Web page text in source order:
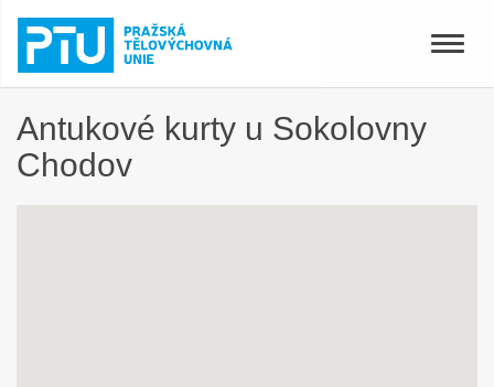
Toggle
Antukové kurty u Sokolovny
Chodov